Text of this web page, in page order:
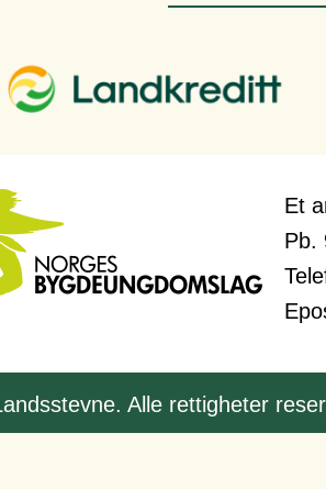
Et
Pb.
Alle rettigheter